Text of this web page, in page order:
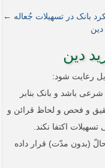
دین
باشد و بانک بنابر
و فحص و لحاظ قرائن و
تسهیلات اکتفا نکند.
(بدون مدّت) قرار داده